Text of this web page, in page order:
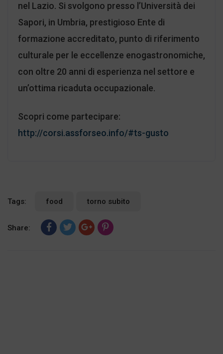
nel Lazio. Si svolgono presso l’Università dei
Sapori, in Umbria, prestigioso Ente di
formazione accreditato, punto di riferimento
culturale per le eccellenze enogastronomiche,
con oltre 20 anni di esperienza nel settore e
un’ottima ricaduta occupazionale.
Scopri come partecipare:
http://corsi.assforseo.info/#ts-gusto
Tags: food torno subito
Share: